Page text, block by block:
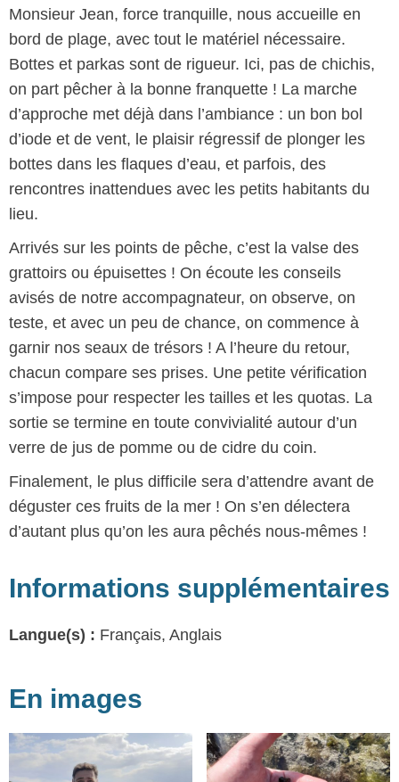
Monsieur Jean, force tranquille, nous accueille en
bord de plage, avec tout le matériel nécessaire.
Bottes et parkas sont de rigueur. Ici, pas de chichis,
on part pêcher à la bonne franquette ! La marche
d’approche met déjà dans l’ambiance : un bon bol
d’iode et de vent, le plaisir régressif de plonger les
bottes dans les flaques d’eau, et parfois, des
rencontres inattendues avec les petits habitants du
lieu.
Arrivés sur les points de pêche, c’est la valse des
grattoirs ou épuisettes ! On écoute les conseils
avisés de notre accompagnateur, on observe, on
teste, et avec un peu de chance, on commence à
garnir nos seaux de trésors ! A l’heure du retour,
chacun compare ses prises. Une petite vérification
s’impose pour respecter les tailles et les quotas. La
sortie se termine en toute convivialité autour d’un
verre de jus de pomme ou de cidre du coin.
Finalement, le plus difficile sera d’attendre avant de
déguster ces fruits de la mer ! On s’en délectera
d’autant plus qu’on les aura pêchés nous-mêmes !
Informations supplémentaires
Langue(s) : Français, Anglais
En images